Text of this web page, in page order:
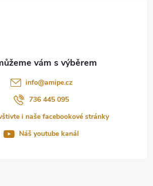
info@amipe.cz
736 445 095
i naše facebookové stránky
Náš youtube kanál